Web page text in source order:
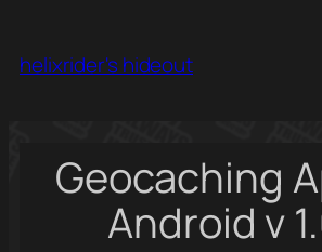
content
helixrider's hideout
Geocaching
Android v